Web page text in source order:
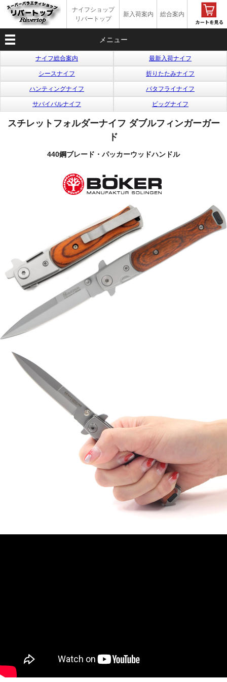
ナイフショップ
リバートップ
新入荷案内 総合案内
メニュー
ナイフ総合案内 最新入荷ナイフ
シースナイフ 折りたたみナイフ
ハンティングナイフ バタフライナイフ
サバイバルナイフ ビッグナイフ
スチレットフォルダーナイフ ダブルフィンガーガー
ド
440鋼ブレード・パッカーウッドハンドル